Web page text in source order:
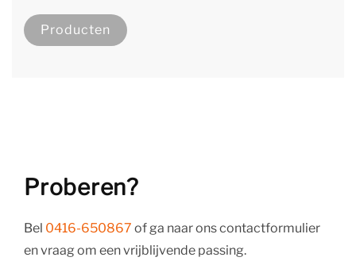
Producten
Proberen?
Bel 0416-650867 of ga naar ons contactformulier
en vraag om een vrijblijvende passing.